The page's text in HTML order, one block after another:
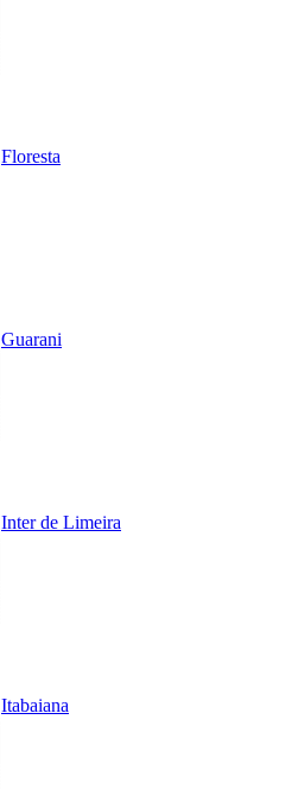
Floresta
Guarani
Inter de Limeira
Itabaiana